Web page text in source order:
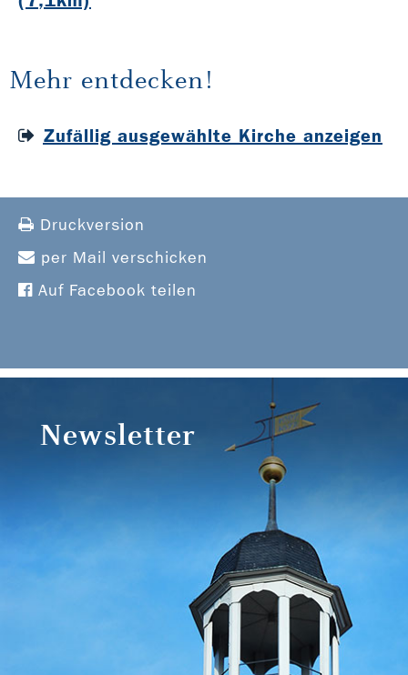
Mehr entdecken!
Zufällig ausgewählte Kirche anzeigen
Druckversion
per Mail verschicken
Auf Facebook teilen
Newsletter